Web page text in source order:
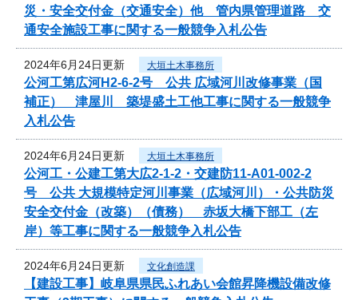
災・安全交付金（交通安全）他 管内県管理道路 交
通安全施設工事に関する一般競争入札公告
2024年6月24日更新 大垣土木事務所
公河工第広河H2-6-2号 公共 広域河川改修事業（国
補正） 津屋川 築堤盛土工他工事に関する一般競争
入札公告
2024年6月24日更新 大垣土木事務所
公河工・公建工第大広2-1-2・交建防11-A01-002-2
号 公共 大規模特定河川事業（広域河川）・公共防災
安全交付金（改築）（債務） 赤坂大橋下部工（左
岸）等工事に関する一般競争入札公告
2024年6月24日更新 文化創造課
【建設工事】岐阜県県民ふれあい会館昇降機設備改修